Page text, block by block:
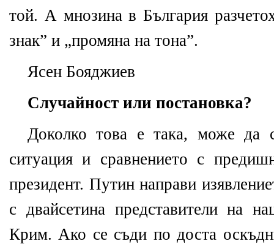
той. А мнозина в България
знак” и „промяна на тона”.
Ясен Бояджиев
Случайност или постановка?
Доколко това е така, може да
ситуация и сравнението с
президент. Путин направи
с двайсетина представители на
Крим. Ако се съди по доста